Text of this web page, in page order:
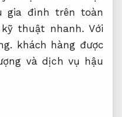
gia đình trên toàn
thuật nhanh. Với
khách hàng được
và dịch vụ hậu